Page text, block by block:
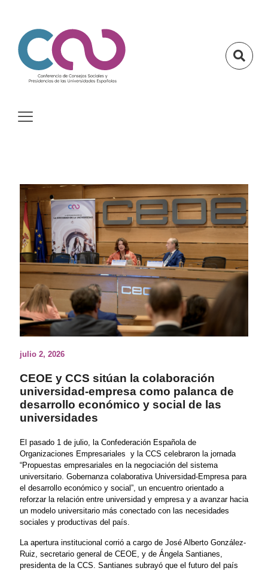
julio 2, 2026
CEOE y CCS sitúan la colaboración
universidad-empresa como palanca de
desarrollo económico y social de las
universidades
El pasado 1 de julio, la Confederación Española de
Organizaciones Empresariales y la CCS celebraron la jornada
“Propuestas empresariales en la negociación del sistema
universitario. Gobernanza colaborativa Universidad-Empresa para
el desarrollo económico y social”, un encuentro orientado a
reforzar la relación entre universidad y empresa y a avanzar hacia
un modelo universitario más conectado con las necesidades
sociales y productivas del país.
La apertura institucional corrió a cargo de José Alberto González-
Ruiz, secretario general de CEOE, y de Ángela Santianes,
presidenta de la CCS. Santianes subrayó que el futuro del país